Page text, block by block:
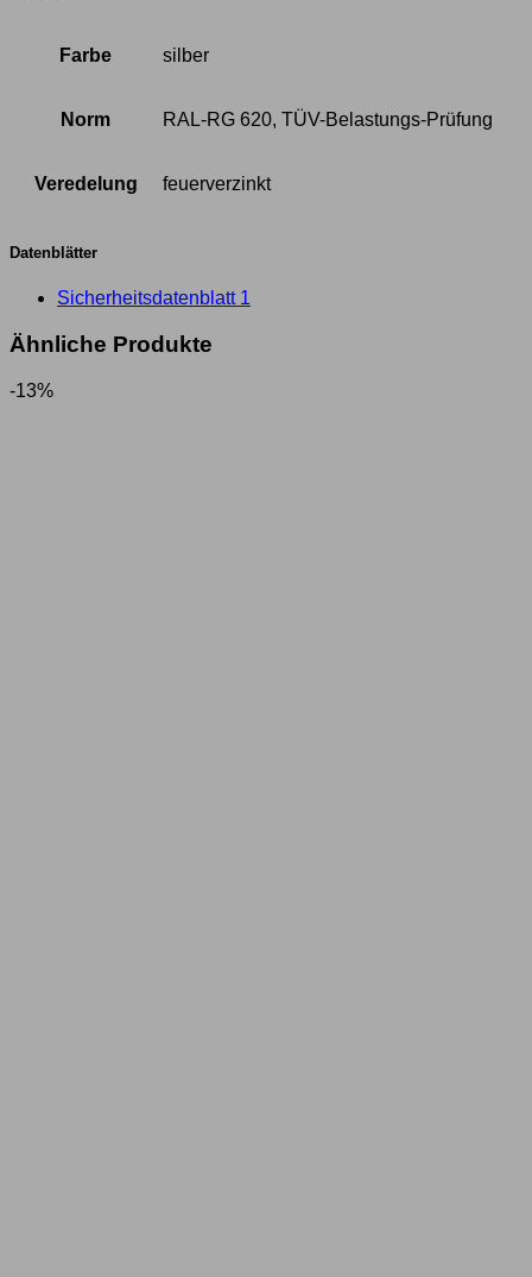
Farbe silber
Norm RAL-RG 620, TÜV-Belastungs-Prüfung
Veredelung feuerverzinkt
Datenblätter
Sicherheitsdatenblatt 1
Ähnliche Produkte
-13%